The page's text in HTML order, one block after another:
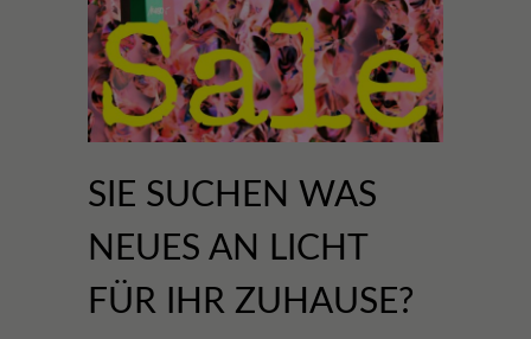
SIE SUCHEN WAS
NEUES AN LICHT
FÜR IHR ZUHAUSE?